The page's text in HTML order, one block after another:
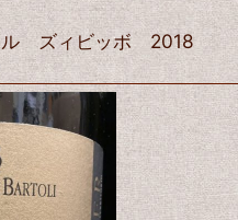
ズィビッボ 2018